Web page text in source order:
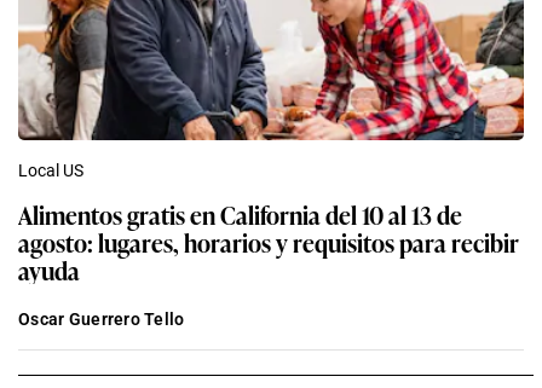
Local US
Alimentos gratis en California del 10 al 13 de
agosto: lugares, horarios y requisitos para recibir
ayuda
Oscar Guerrero Tello